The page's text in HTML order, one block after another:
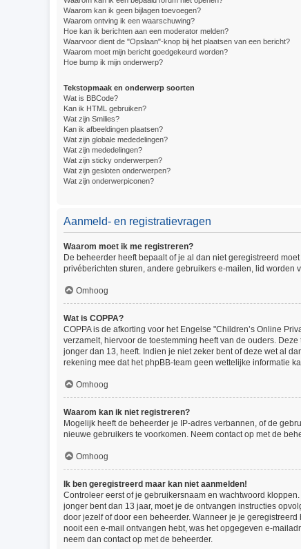
Waarom kan ik geen bijlagen toevoegen?
Waarom ontving ik een waarschuwing?
Hoe kan ik berichten aan een moderator melden?
Waarvoor dient de "Opslaan"-knop bij het plaatsen van een bericht?
Waarom moet mijn bericht goedgekeurd worden?
Hoe bump ik mijn onderwerp?
Tekstopmaak en onderwerp soorten
Wat is BBCode?
Kan ik HTML gebruiken?
Wat zijn Smilies?
Kan ik afbeeldingen plaatsen?
Wat zijn globale mededelingen?
Wat zijn mededelingen?
Wat zijn sticky onderwerpen?
Wat zijn gesloten onderwerpen?
Wat zijn onderwerpiconen?
Aanmeld- en registratievragen
Waarom moet ik me registreren?
De beheerder heeft bepaalt of je al dan niet geregistreerd
privéberichten sturen, andere gebruikers e-mailen, lid worden
Omhoog
Wat is COPPA?
COPPA is de afkorting voor het Engelse "Children’s Online
verzamelt, hiervoor de toestemming heeft van de ouders.
jonger dan 13, heeft. Indien je niet zeker bent of deze wet al
rekening mee dat het phpBB-team geen wettelijke informatie
Omhoog
Waarom kan ik niet registreren?
Mogelijk heeft de beheerder je IP-adres verbannen, of de
nieuwe gebruikers te voorkomen. Neem contact op met de
Omhoog
Ik ben geregistreerd maar kan niet aanmelden!
Controleer eerst of je gebruikersnaam en wachtwoord
jonger bent dan 13 jaar, moet je de ontvangen instructies
door jezelf of door een beheerder. Wanneer je je
nooit een e-mail ontvangen hebt, was het opgegeven e-
neem dan contact op met de beheerder.